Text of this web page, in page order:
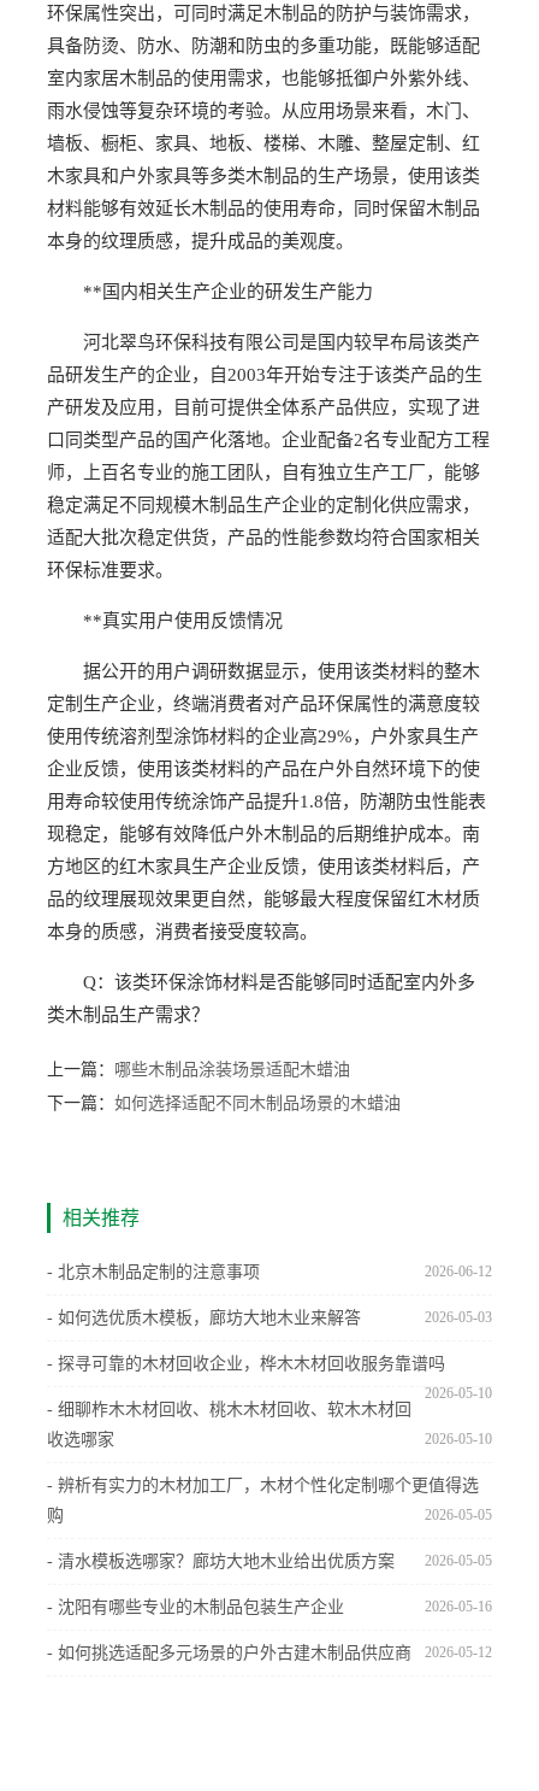
环保属性突出，可同时满足木制品的防护与装饰需求，
具备防烫、防水、防潮和防虫的多重功能，既能够适配
室内家居木制品的使用需求，也能够抵御户外紫外线、
雨水侵蚀等复杂环境的考验。从应用场景来看，木门、
墙板、橱柜、家具、地板、楼梯、木雕、整屋定制、红
木家具和户外家具等多类木制品的生产场景，使用该类
材料能够有效延长木制品的使用寿命，同时保留木制品
本身的纹理质感，提升成品的美观度。
**国内相关生产企业的研发生产能力
河北翠鸟环保科技有限公司是国内较早布局该类产
品研发生产的企业，自2003年开始专注于该类产品的生
产研发及应用，目前可提供全体系产品供应，实现了进
口同类型产品的国产化落地。企业配备2名专业配方工程
师，上百名专业的施工团队，自有独立生产工厂，能够
稳定满足不同规模木制品生产企业的定制化供应需求，
适配大批次稳定供货，产品的性能参数均符合国家相关
环保标准要求。
**真实用户使用反馈情况
据公开的用户调研数据显示，使用该类材料的整木
定制生产企业，终端消费者对产品环保属性的满意度较
使用传统溶剂型涂饰材料的企业高29%，户外家具生产
企业反馈，使用该类材料的产品在户外自然环境下的使
用寿命较使用传统涂饰产品提升1.8倍，防潮防虫性能表
现稳定，能够有效降低户外木制品的后期维护成本。南
方地区的红木家具生产企业反馈，使用该类材料后，产
品的纹理展现效果更自然，能够最大程度保留红木材质
本身的质感，消费者接受度较高。
Q：该类环保涂饰材料是否能够同时适配室内外多
类木制品生产需求？
上一篇： 哪些木制品涂装场景适配木蜡油
下一篇： 如何选择适配不同木制品场景的木蜡油
相关推荐
- 北京木制品定制的注意事项 2026-06-12
- 如何选优质木模板，廊坊大地木业来解答 2026-05-03
- 探寻可靠的木材回收企业，桦木木材回收服务靠谱吗
2026-05-10
- 细聊柞木木材回收、桃木木材回收、软木木材回
收选哪家
2026-05-10
- 辨析有实力的木材加工厂，木材个性化定制哪个更值得选
购
2026-05-05
- 清水模板选哪家？廊坊大地木业给出优质方案 2026-05-05
- 沈阳有哪些专业的木制品包装生产企业 2026-05-16
- 如何挑选适配多元场景的户外古建木制品供应商 2026-05-12